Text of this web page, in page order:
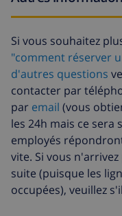
Internet
Draps
supplémentaires
Serviettes
supplémentaires
Départ tardif
Nettoyage
supplémentaire
Fonds
Si vous souhaitez
"comment réserver
d'autres questions
contacter par
par email (vous
les 24h mais ce sera
employés
vite. Si vous
suite (puisque les
occupées), veuillez